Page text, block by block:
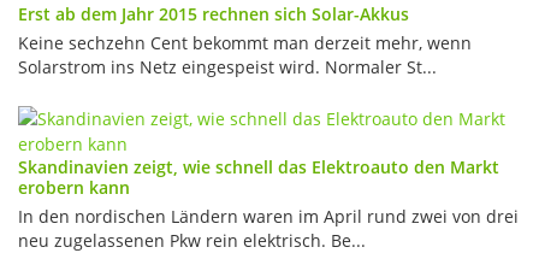
Erst ab dem Jahr 2015 rechnen sich Solar-Akkus
Keine sechzehn Cent bekommt man derzeit mehr, wenn
Solarstrom ins Netz eingespeist wird. Normaler St...
Skandinavien zeigt, wie schnell das Elektroauto den Markt
erobern kann
In den nordischen Ländern waren im April rund zwei von drei
neu zugelassenen Pkw rein elektrisch. Be...